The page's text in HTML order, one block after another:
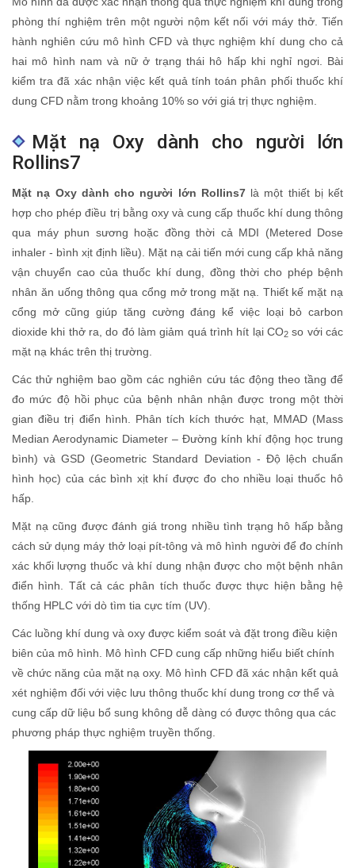
phòng thí nghiệm trên một người nộm kết nối với máy thở. Tiến
hành nghiên cứu mô hình CFD và thực nghiệm khí dung cho cả
hai mô hình nam và nữ ở trạng thái hô hấp khi nghỉ ngơi. Bài
kiểm tra đã xác nhận việc kết quả tính toán phân phối thuốc khí
dung CFD nằm trong khoảng 10% so với giá trị thực nghiệm.
Mặt nạ Oxy dành cho người lớn
Rollins7
Mặt nạ Oxy dành cho người lớn Rollins7là một thiết bị kết
hợp cho phép điều trị bằng oxy và cung cấp thuốc khí dung thông
qua máy phun sương hoặc đồng thời cả MDI (Metered Dose
inhaler - bình xịt định liều). Mặt nạ cải tiến mới cung cấp khả năng
vận chuyển cao của thuốc khí dung, đồng thời cho phép bệnh
nhân ăn uống thông qua cổng mở trong mặt nạ. Thiết kế mặt nạ
cổng mở cũng giúp tăng cường đáng kể việc loại bỏ carbon
dioxide khi thở ra, do đó làm giảm quá trình hít lại CO2 so với các
mặt nạ khác trên thị trường.
Các thử nghiệm bao gồm các nghiên cứu tác động theo tầng để
đo mức độ hồi phục của bệnh nhân nhận được trong một thời
gian điều trị điển hình. Phân tích kích thước hạt, MMAD (Mass
Median Aerodynamic Diameter – Đường kính khí động học trung
bình) và GSD (Geometric Standard Deviation - Độ lệch chuẩn
hình học) của các bình xịt khí được đo cho nhiều loại thuốc hô
hấp.
Mặt nạ cũng được đánh giá trong nhiều tình trạng hô hấp bằng
cách sử dụng máy thở loại pít-tông và mô hình người để đo chính
xác khối lượng thuốc và khí dung nhận được cho một bệnh nhân
điển hình. Tất cả các phân tích thuốc được thực hiện bằng hệ
thống HPLC với dò tìm tia cực tím (UV).
Các luồng khí dung và oxy được kiểm soát và đặt trong điều kiện
biên của mô hình. Mô hình CFD cung cấp những hiểu biết chính
về chức năng của mặt nạ oxy. Mô hình CFD đã xác nhận kết quả
xét nghiệm đối với việc lưu thông thuốc khí dung trong cơ thể và
cung cấp dữ liệu bổ sung không dễ dàng có được thông qua các
phương pháp thực nghiệm truyền thống.